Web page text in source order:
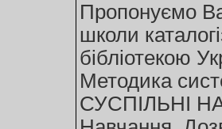
Пропонуємо
школи
бібліотекою
Методика
СУСПІЛЬНІ